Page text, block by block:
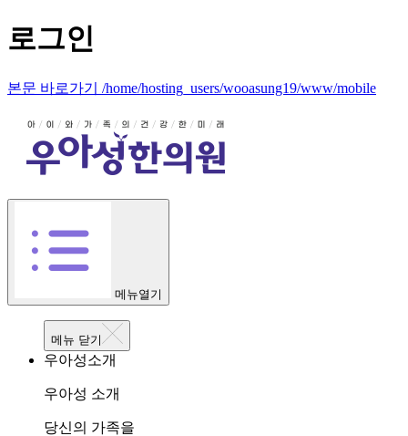
로그인
본문 바로가기 /home/hosting_users/wooasung19/www/mobile
메뉴열기
메뉴 닫기
우아성소개
우아성 소개
당신의 가족을